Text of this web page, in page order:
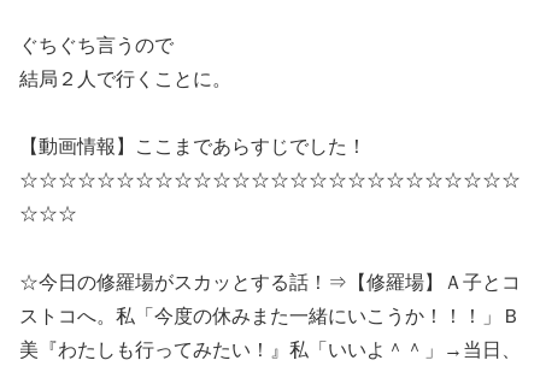
ぐちぐち言うので
結局２人で行くことに。
【動画情報】ここまであらすじでした！
☆☆☆☆☆☆☆☆☆☆☆☆☆☆☆☆☆☆☆☆☆☆☆☆☆☆
☆☆☆
☆今日の修羅場がスカッとする話！⇒【修羅場】Ａ子とコ
ストコへ。私「今度の休みまた一緒にいこうか！！！」Ｂ
美『わたしも行ってみたい！』私「いいよ＾＾」→当日、